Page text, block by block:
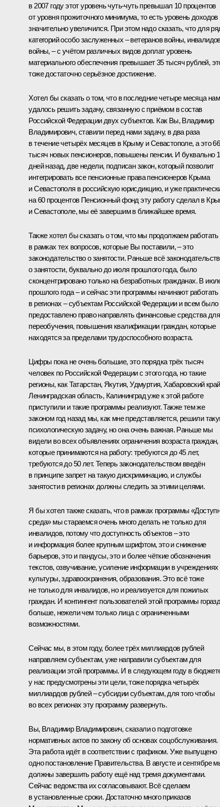
в 2007 году этот уровень чуть-чуть превышал 10 процентов
от уровня прожиточного минимума, то есть уровень доходов
значительно увеличился. При этом надо сказать, что для
категорий особо заслуженных – ветеранов войны,
войны, – с учётом различных видов доплат уровень
материального обеспечения превышает 35 тысяч рублей,
тоже достаточно серьёзное достижение.
Хотел бы сказать о том, что в последние четыре месяца нам
удалось решить задачу, связанную с приёмом в состав
Российской Федерации двух субъектов. Как Вы, Владимир
Владимирович, ставили перед нами задачу, в два раза
в течение четырёх месяцев в Крыму и Севастополе, а это
тысяч новых пенсионеров, повышены пенсии. И буквально
дней назад, две недели, подписан закон, который позволит
интегрировать все пенсионные права пенсионеров Крыма
и Севастополя в российскую юрисдикцию, и уже
на 60 процентов Пенсионный фонд эту работу сделал в
и Севастополе, мы её завершим в ближайшее время.
Также хотел бы сказать о том, что мы продолжаем работать
в рамках тех вопросов, которые Вы поставили, – это
законодательство о занятости. Раньше всё
о занятости, буквально до июля прошлого года, было
сконцентрировано только на безработных гражданах. В
прошлого года – и сейчас эти программы начинают работать
в регионах – субъектам Российской Федерации и всем было
предоставлено право направлять финансовые средства для
переобучения, повышения квалификации граждан, которые
находятся за пределами трудоспособного возраста.
Цифры пока не очень большие, это порядка трёх тысяч
человек по Российской Федерации с этого года, но такие
регионы, как Татарстан, Якутия, Удмуртия, Хабаровский
Ленинградская область, Калининград уже к этой работе
приступили и такие программы реализуют. Также тем же
законом год назад мы, как мне представляется, решили
психологическую задачу, но она очень важная. Раньше мы
видели во всех объявлениях ограничения возраста граждан,
которые принимаются на работу: требуются до 45 лет,
требуются до 50 лет. Теперь законодательством введён
в принципе запрет на такую дискриминацию, и службы
занятости в регионах должны следить за этими целями.
Я бы хотел также сказать, что в рамках программы
среда» мы стараемся очень много делать не только для
инвалидов, потому что доступность объектов – это
и информация более крупным шрифтом, это и снижение
барьеров, это и пандусы, это и более чёткие обозначения
текстов, озвучивание, усиление информации в учреждениях
культуры, здравоохранения, образования. Это всё тоже
не только для инвалидов, но и реализуется для пожилых
граждан. И контингент пользователей этой программы
больше, нежели чем только лица с ограниченными
возможностями.
Сейчас мы, в этом году, более трёх миллиардов рублей
направляем субъектам, уже направили субъектам для
реализации этой программы. И в следующем году в
у нас предусмотрены эти цели, тоже порядка четырёх
миллиардов рублей – субсидии субъектам, для того чтобы
во всех регионах эту программу развернуть.
Вы, Владимир Владимирович, сказали о подготовке
нормативных актов по закону об основах соцобслуживания.
Эта работа идёт в соответствии с графиком. Уже выпущено
одно постановление Правительства. В августе и сентябре
должны завершить работу ещё над тремя документами.
Сейчас ведомства их согласовывают. Всё сделаем
в установленные сроки. Достаточно много приказов